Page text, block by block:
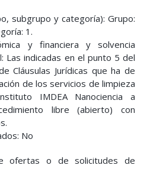
subgrupo y categoría): Grupo:
1.
y financiera y solvencia
Las indicadas en el punto 5 del
Cláusulas Jurídicas que ha de
de los servicios de limpieza
IMDEA Nanociencia a
libre (abierto) con
No
ofertas o de solicitudes de